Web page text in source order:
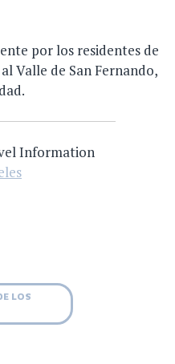
por los residentes de
Valle de San Fernando,
Information
LOS